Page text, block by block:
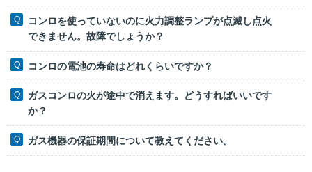
コンロを使っていないのに火力調整ランプが点滅し点火
できません。故障でしょうか？
コンロの電池の寿命はどれくらいですか？
ガスコンロの火が途中で消えます。どうすればいいです
か？
ガス機器の保証期間について教えてください。